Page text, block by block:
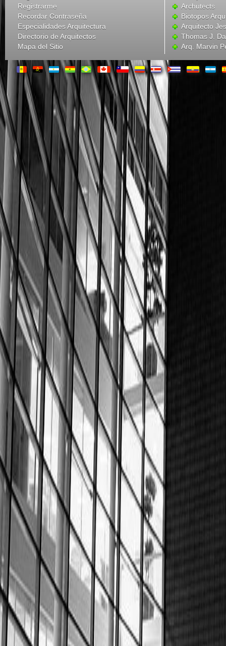
Registrarme
Recordar Contraseña
Especialidades Arquitectura
Directorio de Arquitectos
Mapa del Sitio
Archutects
Biotopos
Arquitecto
Thomas J.
Arq. Marvin